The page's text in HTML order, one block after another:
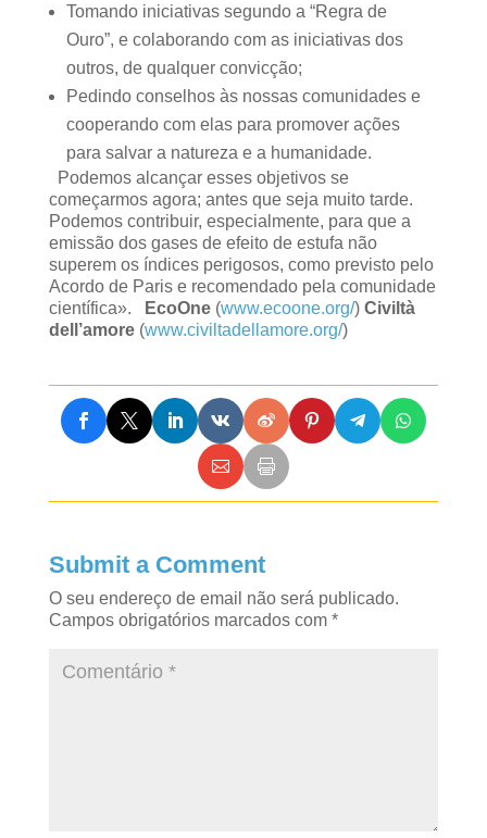
Tomando iniciativas segundo a “Regra de
Ouro”, e colaborando com as iniciativas dos
outros, de qualquer convicção;
Pedindo conselhos às nossas comunidades e
cooperando com elas para promover ações
para salvar a natureza e a humanidade.
Podemos alcançar esses objetivos se
começarmos agora; antes que seja muito tarde.
Podemos contribuir, especialmente, para que a
emissão dos gases de efeito de estufa não
superem os índices perigosos, como previsto pelo
Acordo de Paris e recomendado pela comunidade
científica».
EcoOne(www.ecoone.org/) Civiltà
dell’amore(www.civiltadellamore.org/)
Submit a Comment
O seu endereço de email não será publicado.
Campos obrigatórios marcados com *